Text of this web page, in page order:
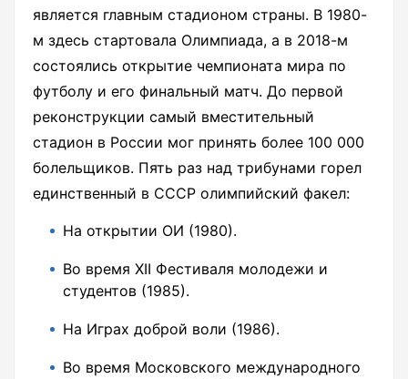
является главным стадионом страны. В 1980-
м здесь стартовала Олимпиада, а в 2018-м
состоялись открытие чемпионата мира по
футболу и его финальный матч. До первой
реконструкции самый вместительный
стадион в России мог принять более 100 000
болельщиков. Пять раз над трибунами горел
единственный в СССР олимпийский факел:
На открытии ОИ (1980).
Во время XII Фестиваля молодежи и
студентов (1985).
На Играх доброй воли (1986).
Во время Московского международного